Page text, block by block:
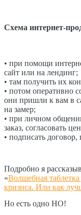
Схема интернет-
• при помощи
сайт или на лендинг;
• там получить их
• потом оперативно
они пришли к вам в
на замер;
• при личном
заказ, согласовать
• подписать
Подробно я
«Волшебная
кризиса. Или как
Но есть одно НО!